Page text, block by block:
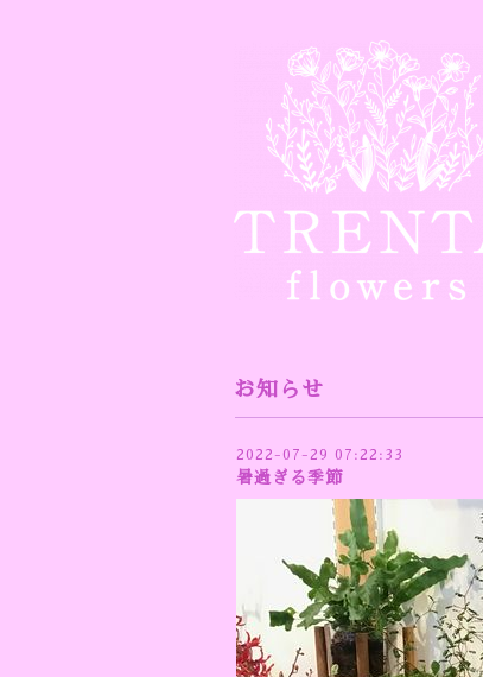
お知らせ
2022-07-29 07:22:33
暑過ぎる季節